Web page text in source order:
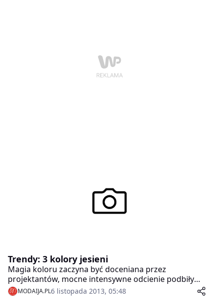
Trendy: 3 kolory jesieni
Magia koloru zaczyna być doceniana przez
projektantów, mocne intensywne odcienie podbiły
serca kobiet. Intensywna barwa staje się nową czernią,
a szlachetne kolory takie jak kobalt, fiolet, rubin czy
MODAIJA.PL6 listopada 2013, 05:48